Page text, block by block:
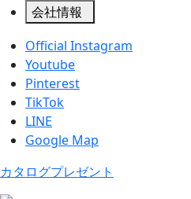
会社情報
Official Instagram
Youtube
Pinterest
TikTok
LINE
Google Map
カタログプレゼント